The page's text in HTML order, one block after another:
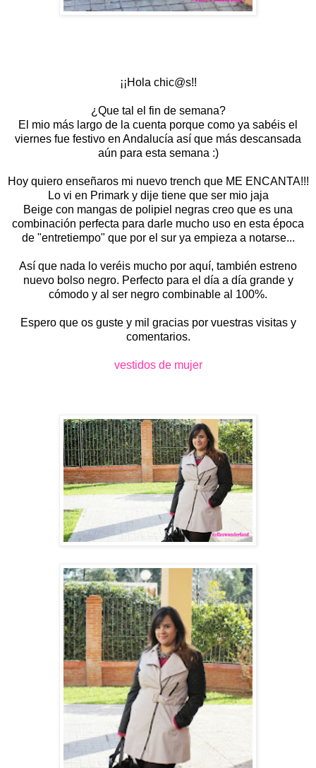
¡¡Hola chic@s!!
¿Que tal el fin de semana?
El mio más largo de la cuenta porque como ya sabéis el
viernes fue festivo en Andalucía así que más descansada
aún para esta semana :)
Hoy quiero enseñaros mi nuevo trench que ME ENCANTA!!!
Lo vi en Primark y dije tiene que ser mio jaja
Beige con mangas de polipiel negras creo que es una
combinación perfecta para darle mucho uso en esta época
de "entretiempo" que por el sur ya empieza a notarse...
Así que nada lo veréis mucho por aquí, también estreno
nuevo bolso negro. Perfecto para el día a día grande y
cómodo y al ser negro combinable al 100%.
Espero que os guste y mil gracias por vuestras visitas y
comentarios.
vestidos de mujer